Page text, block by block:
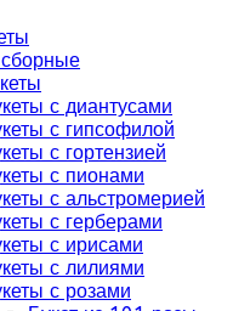
с диантусами
с гипсофилой
с гортензией
с пионами
с альстромерией
с герберами
с ирисами
с лилиями
с розами